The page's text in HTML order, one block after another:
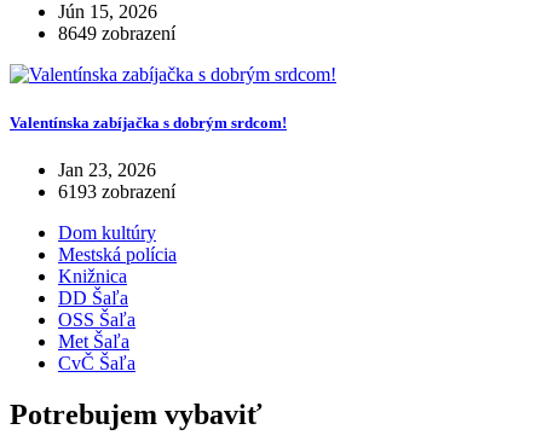
Jún 15, 2026
8649 zobrazení
Valentínska zabíjačka s dobrým srdcom!
Jan 23, 2026
6193 zobrazení
Dom kultúry
Mestská polícia
Knižnica
DD Šaľa
OSS Šaľa
Met Šaľa
CvČ Šaľa
Potrebujem vybaviť